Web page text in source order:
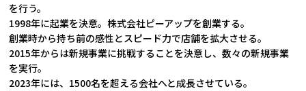
を行う。
1998年に起業を決意。株式会社ピーアップを創業する。
創業時から持ち前の感性とスピード力で店舗を拡大させる。
2015年からは新規事業に挑戦することを決意し、数々の新規事業
を実行。
2023年には、1500名を超える会社へと成長させている。